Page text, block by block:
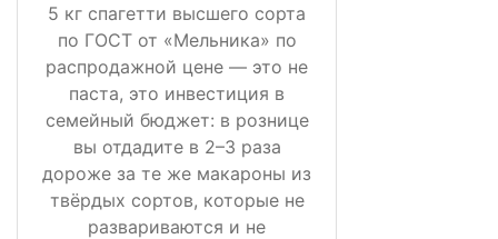
5 кг спагетти высшего сорта
по ГОСТ от «Мельника» по
распродажной цене — это не
паста, это инвестиция в
семейный бюджет: в рознице
вы отдадите в 2–3 раза
дороже за те же макароны из
твёрдых сортов, которые не
развариваются и не